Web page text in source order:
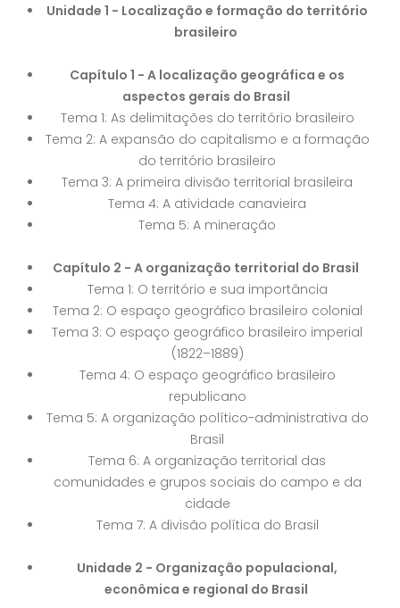
Unidade 1 - Localização e formação do território
brasileiro
Capítulo 1 - A localização geográfica e os
aspectos gerais do Brasil
Tema 1: As delimitações do território brasileiro
Tema 2: A expansão do capitalismo e a formação
do território brasileiro
Tema 3: A primeira divisão territorial brasileira
Tema 4: A atividade canavieira
Tema 5: A mineração
Capítulo 2 - A organização territorial do Brasil
Tema 1: O território e sua importância
Tema 2: O espaço geográfico brasileiro colonial
Tema 3: O espaço geográfico brasileiro imperial
(1822–1889)
Tema 4: O espaço geográfico brasileiro
republicano
Tema 5: A organização político-administrativa do
Brasil
Tema 6: A organização territorial das
comunidades e grupos sociais do campo e da
cidade
Tema 7: A divisão política do Brasil
Unidade 2 - Organização populacional,
econômica e regional do Brasil